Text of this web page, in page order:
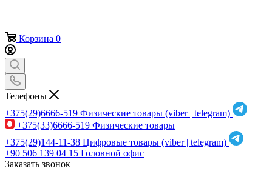
Корзина 0
Телефоны
+375(29)6666-519 Физические товары (viber | telegram)
+375(33)6666-519 Физические товары
+375(29)144-11-38 Цифровые товары (viber | telegram)
+90 506 139 04 15 Головной офис
Заказать звонок